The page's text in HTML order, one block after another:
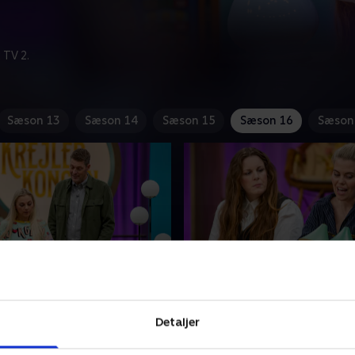
Detaljer
2.
Sæson 13 Sæson 14 Sæson 15 Sæson 16
kollegerne
Line Kruse. Det er
Det er sidste chance for at